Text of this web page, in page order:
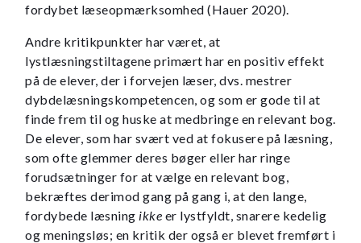
fordybet læseopmærksomhed (Hauer 2020).
Andre kritikpunkter har været, at
lystlæsningstiltagene primært har en positiv effekt
på de elever, der i forvejen læser, dvs. mestrer
dybdelæsningskompetencen, og som er gode til at
finde frem til og huske at medbringe en relevant bog.
De elever, som har svært ved at fokusere på læsning,
som ofte glemmer deres bøger eller har ringe
forudsætninger for at vælge en relevant bog,
bekræftes derimod gang på gang i, at den lange,
fordybede læsning ikke er lystfyldt, snarere kedelig
og meningsløs; en kritik der også er blevet fremført i